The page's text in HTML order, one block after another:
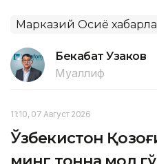
Марказий Осиё
Бекабат Узаков
Муаллиф
11:10, 07 Август 2026
Ўзбекистон